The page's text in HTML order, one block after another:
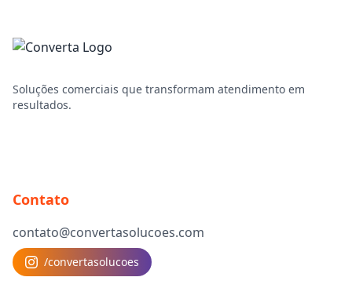
Soluções comerciais que transformam atendimento em
resultados.
Contato
contato@convertasolucoes.com
/convertasolucoes